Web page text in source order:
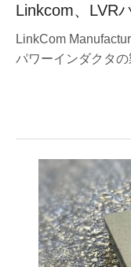
Linkcom、LVR
を拡充 AI向け
LinkCom
パワーインダクタ
電源ソリューショ
コンピューティン
していく方針だ。